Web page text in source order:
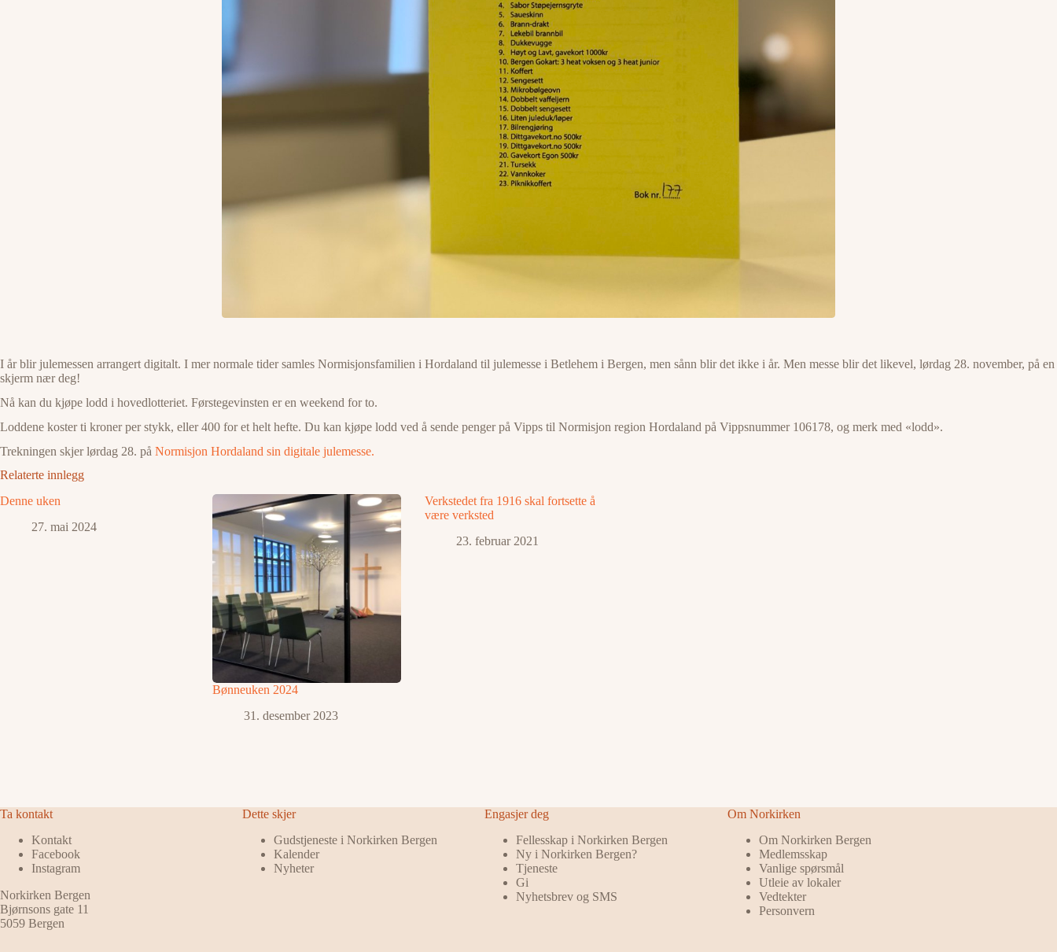
I år blir julemessen arrangert digitalt. I mer normale tider samles Normisjonsfamilien i Hordaland til julemesse i Betlehem i Bergen, men sånn blir det ikke i år. Men messe blir det likevel, lørdag 28. november, på en
skjerm nær deg!
Nå kan du kjøpe lodd i hovedlotteriet. Førstegevinsten er en weekend for to.
Loddene koster ti kroner per stykk, eller 400 for et helt hefte. Du kan kjøpe lodd ved å sende penger på Vipps til Normisjon region Hordaland på Vippsnummer 106178, og merk med «lodd».
Trekningen skjer lørdag 28. på Normisjon Hordaland sin digitale julemesse.
Relaterte innlegg
Denne uken
27. mai 2024
Bønneuken 2024
31. desember 2023
Verkstedet fra 1916 skal fortsette å
være verksted
23. februar 2021
Ta kontakt
Kontakt
Facebook
Instagram
Norkirken Bergen
Bjørnsons gate 11
5059 Bergen
Dette skjer
Gudstjeneste i Norkirken Bergen
Kalender
Nyheter
Engasjer deg
Fellesskap i Norkirken Bergen
Ny i Norkirken Bergen?
Tjeneste
Gi
Nyhetsbrev og SMS
Om Norkirken
Om Norkirken Bergen
Medlemsskap
Vanlige spørsmål
Utleie av lokaler
Vedtekter
Personvern